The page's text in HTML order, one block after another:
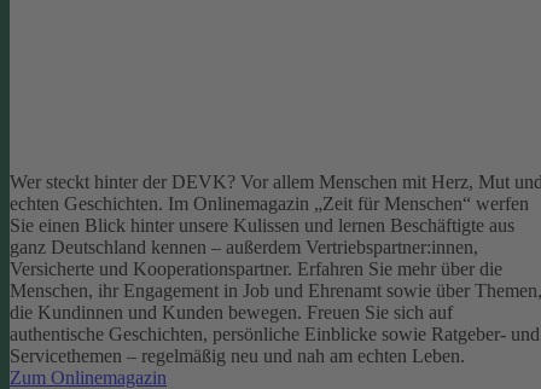
Wer steckt hinter der DEVK? Vor allem Menschen mit Herz, Mut
echten Geschichten. Im Onlinemagazin „Zeit für Menschen“ werfen
Sie einen Blick hinter unsere Kulissen und lernen Beschäftigte aus
ganz Deutschland kennen – außerdem Vertriebspartner:innen,
Versicherte und Kooperationspartner. Erfahren Sie mehr über die
Menschen, ihr Engagement in Job und Ehrenamt sowie über Themen,
die Kundinnen und Kunden bewegen. Freuen Sie sich auf
authentische Geschichten, persönliche Einblicke sowie Ratgeber- und
Servicethemen – regelmäßig neu und nah am echten Leben.
Zum Onlinemagazin